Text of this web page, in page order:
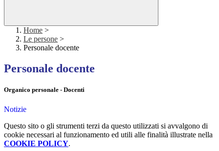
Home >
Le persone >
Personale docente
Personale docente
Organico personale - Docenti
Notizie
Questo sito o gli strumenti terzi da questo utilizzati si avvalgono di
cookie necessari al funzionamento ed utili alle finalità illustrate nella
COOKIE POLICY.